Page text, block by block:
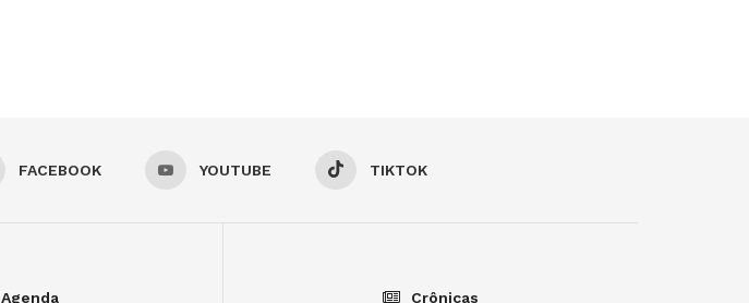
FACEBOOK YOUTUBE TIKTOK
Agenda Crônicas